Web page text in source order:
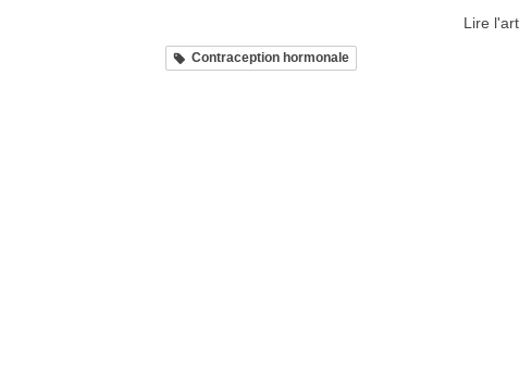
Lire
Contraception hormonale